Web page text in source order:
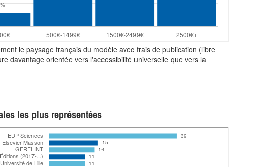
le paysage français du modèle avec frais de publication (libre
davantage orientée vers l'accessibilité universelle que vers la
les plus représentées